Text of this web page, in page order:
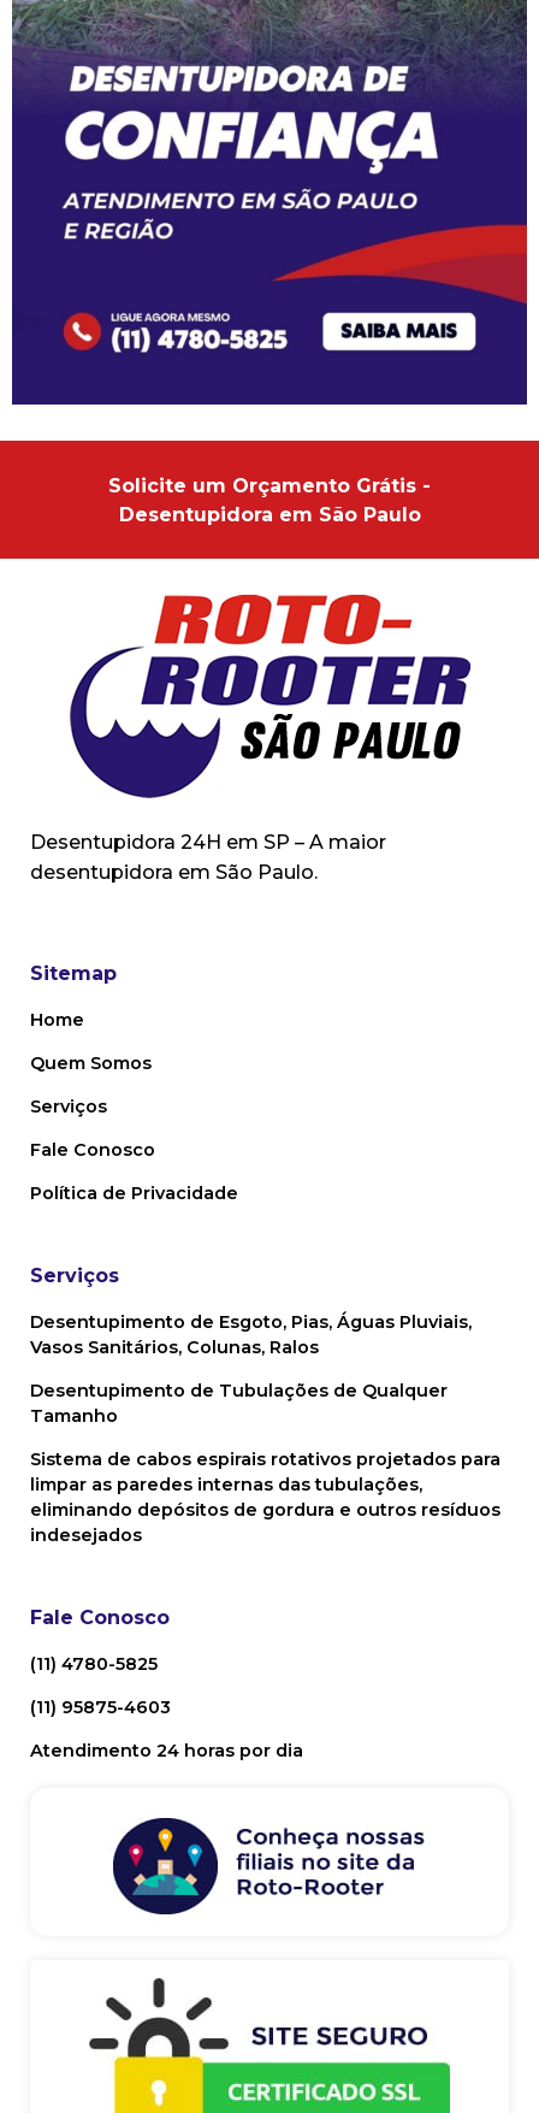
Solicite um Orçamento Grátis -
Desentupidora em São Paulo
Desentupidora 24H em SP – A maior
desentupidora em São Paulo.
Sitemap
Home
Quem Somos
Serviços
Fale Conosco
Política de Privacidade
Serviços
Desentupimento de Esgoto, Pias, Águas Pluviais,
Vasos Sanitários, Colunas, Ralos
Desentupimento de Tubulações de Qualquer
Tamanho
Sistema de cabos espirais rotativos projetados para
limpar as paredes internas das tubulações,
eliminando depósitos de gordura e outros resíduos
indesejados
Fale Conosco
(11) 4780-5825
(11) 95875-4603
Atendimento 24 horas por dia